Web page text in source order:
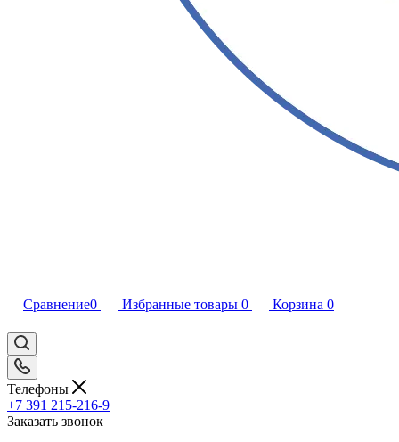
Сравнение0 Избранные товары 0 Корзина 0
Телефоны
+7 391 215-216-9
Заказать звонок